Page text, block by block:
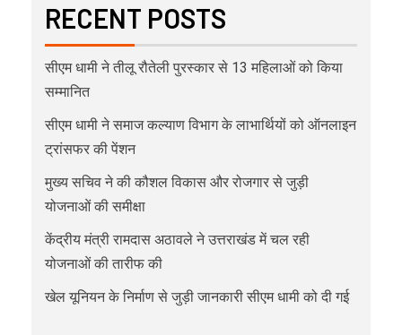
RECENT POSTS
सीएम धामी ने तीलू रौतेली पुरस्कार से 13 महिलाओं को किया
सम्मानित
सीएम धामी ने समाज कल्याण विभाग के लाभार्थियों को ऑनलाइन
ट्रांसफर की पेंशन
मुख्य सचिव ने की कौशल विकास और रोजगार से जुड़ी
योजनाओं की समीक्षा
केंद्रीय मंत्री रामदास अठावले ने उत्तराखंड में चल रही
योजनाओं की तारीफ की
खेल यूनियन के निर्माण से जुड़ी जानकारी सीएम धामी को दी गई